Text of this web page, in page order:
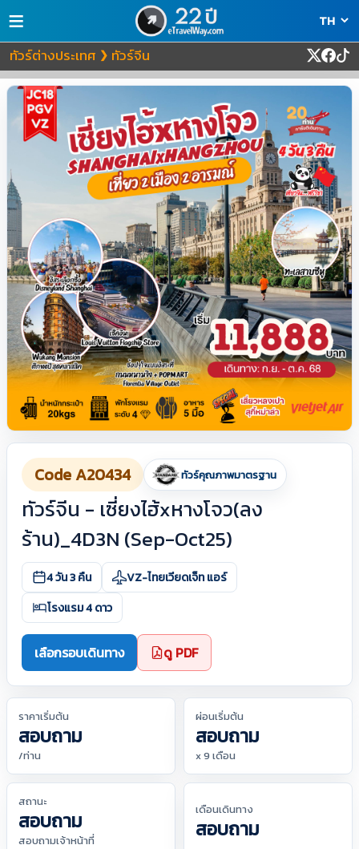
≡
ทัวร์ต่างประเทศ ❯ ทัวร์จีน
Code A20434 ทัวร์คุณภาพมาตรฐาน
ทัวร์จีน - เซี่ยงไฮ้xหางโจว(ลง
ร้าน)_4D3N (Sep-Oct25)
4 วัน 3 คืน
VZ-ไทยเวียดเจ็ท แอร์
โรงแรม 4 ดาว
เลือกรอบเดินทาง ดู PDF
ราคาเริ่มต้น
สอบถาม
/ท่าน
ผ่อนเริ่มต้น
สอบถาม
x 9 เดือน
สถานะ
สอบถาม
สอบถามเจ้าหน้าที่
เดือนเดินทาง
สอบถาม